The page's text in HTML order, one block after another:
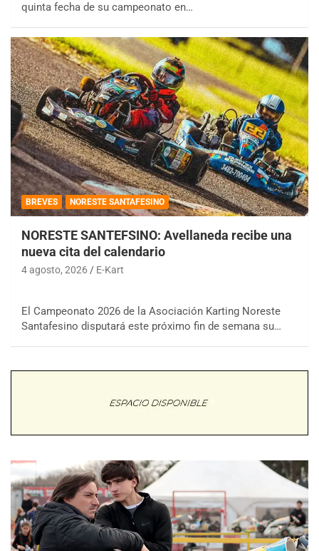
quinta fecha de su campeonato en…
BREVES NORESTE SANTAFESINO
NORESTE SANTEFSINO: Avellaneda recibe una
nueva cita del calendario
4 agosto, 2026 E-Kart
El Campeonato 2026 de la Asociación Karting Noreste
Santafesino disputará este próximo fin de semana su…